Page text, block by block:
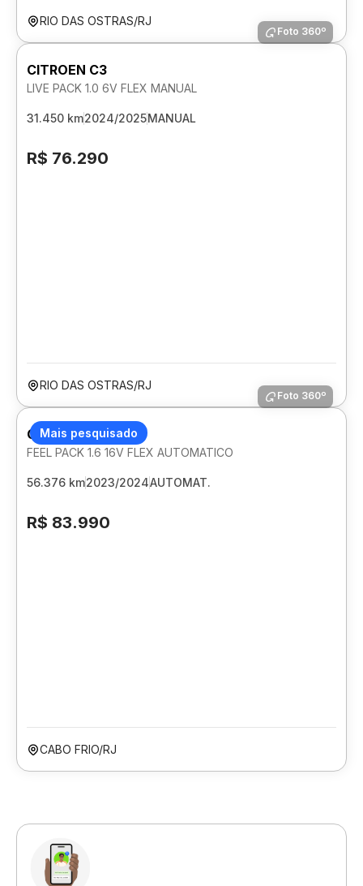
RIO DAS OSTRAS/RJ
Foto 360º
CITROEN C3
LIVE PACK 1.0 6V FLEX MANUAL
31.450 km2024/2025MANUAL
R$ 76.290
RIO DAS OSTRAS/RJ
Mais pesquisado
Foto 360º
CITROEN C3
FEEL PACK 1.6 16V FLEX AUTOMATICO
56.376 km2023/2024AUTOMAT.
R$ 83.990
CABO FRIO/RJ